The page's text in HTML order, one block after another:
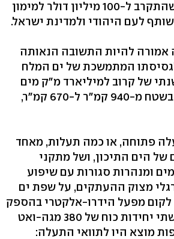
השתתפות בסכום שהתקרב ל-100 מיליון דולר למימון
לעם היהודי ולמדינת ישראל.
להיות התשובה הנאותה
המתמשכת של ים המלח
של קרוב למיליארד מ"ק מים
בשנה, מהצטמקות בשטח מ-940 קמ"ר ל-670 קמ"ר,
פתוחה, או כמה תעלות, מאחד
של הים התיכון, ושל מתקני
ומנהרות סגורות עם שיפוע
מצוק ההעתקים, על שפת ים
לקום מפעל הידרו-אלקטרי בהספק
של 760 מגה-ואט: שתי יחידות כוח של 380 מגה-ואט
מוצא היו לתוואי התעלה: